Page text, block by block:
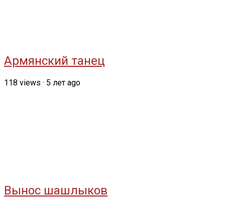
Армянский танец
118 views · 5 лет ago
Вынос шашлыков